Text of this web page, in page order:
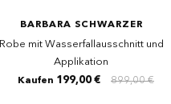
BARBARA SCHWARZER
Robe mit Wasserfallausschnitt und
Applikation
899,00 €
Kaufen 199,00 €